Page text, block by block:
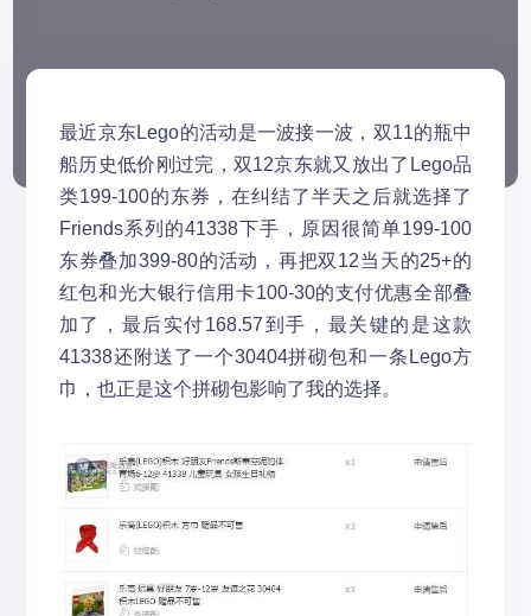
最近京东Lego的活动是一波接一波，双11的瓶中
船历史低价刚过完，双12京东就又放出了Lego品
类199-100的东券，在纠结了半天之后就选择了
Friends系列的41338下手，原因很简单199-100
东券叠加399-80的活动，再把双12当天的25+的
红包和光大银行信用卡100-30的支付优惠全部叠
加了，最后实付168.57到手，最关键的是这款
41338还附送了一个30404拼砌包和一条Lego方
巾，也正是这个拼砌包影响了我的选择。